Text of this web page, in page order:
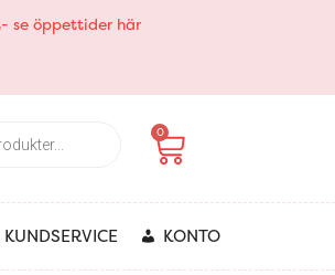
se öppettider här
0
Varukorg
KUNDSERVICE KONTO